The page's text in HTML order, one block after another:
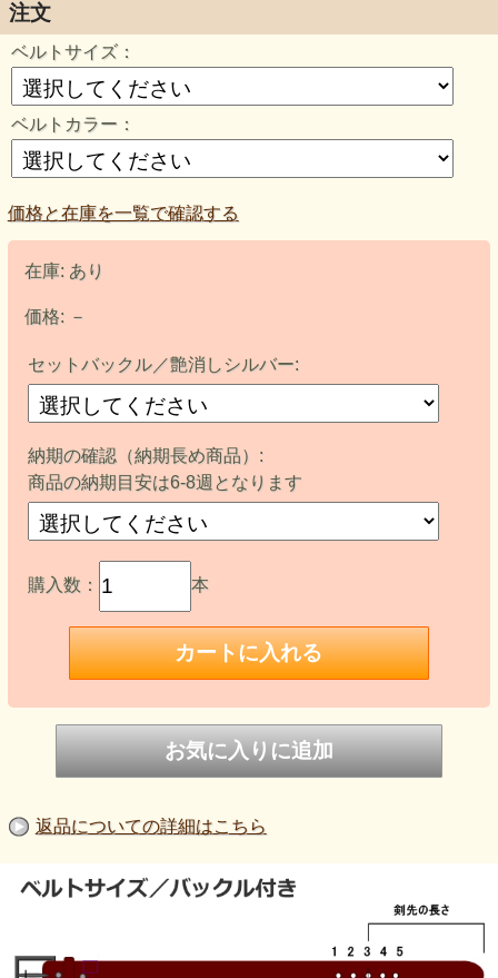
注文
ベルトサイズ：
ベルトカラー：
価格と在庫を一覧で確認する
在庫: あり
価格:－
セットバックル／艶消しシルバー:
納期の確認（納期長め商品）:
商品の納期目安は6-8週となります
購入数： 本
返品についての詳細はこちら